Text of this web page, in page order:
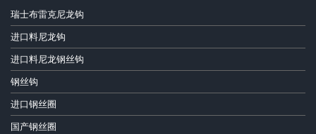
瑞士布雷克尼龙钩
进口料尼龙钩
进口料尼龙钢丝钩
钢丝钩
进口钢丝圈
国产钢丝圈